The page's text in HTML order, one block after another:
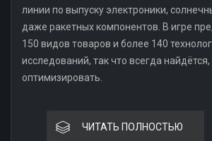
линии по выпуску электроники,
даже ракетных компонентов. В игре
150 видов товаров и более 140
исследований, так что всегда
оптимизировать.
ЧИТАТЬ ПОЛНОСТЬЮ